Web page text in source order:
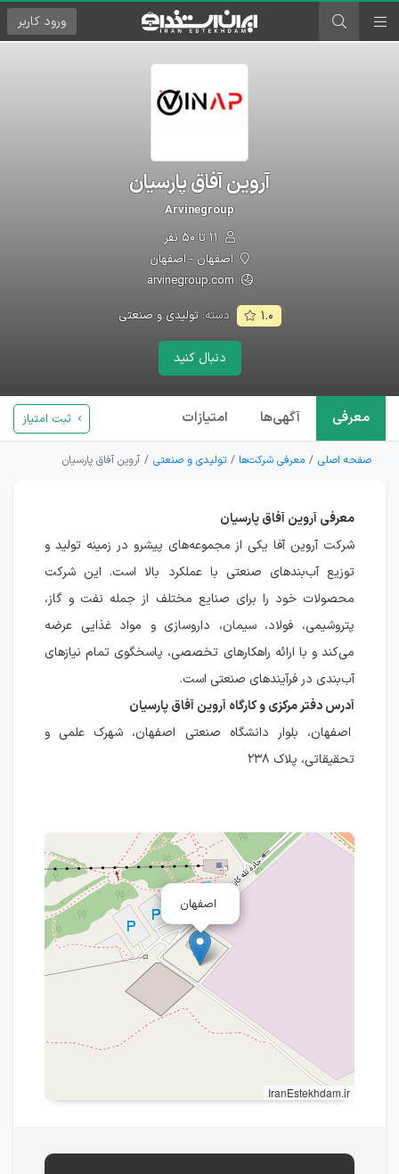
ورود کاربر
آروین آفاق پارسیان
Arvinegroup
اصفهان - اصفهان
arvinegroup.com
۱.۰ دسته:تولیدی و صنعتی
دنبال کنید
معرفی آگهی‌ها امتیازات ثبت امتیاز
صفحه اصلی معرفی شرکت‌ها تولیدی و صنعتی آروین آفاق پارسیان
معرفی آروین آفاق پارسیان
شرکت آروین آفا یکی از مجموعه‌های پیشرو در زمینه تولید و
توزیع آب‌بندهای صنعتی با عملکرد بالا است. این شرکت
محصولات خود را برای صنایع مختلف از جمله نفت و گاز،
پتروشیمی، فولاد، سیمان، داروسازی و مواد غذایی عرضه
می‌کند و با ارائه راهکارهای تخصصی، پاسخگوی تمام نیازهای
آب‌بندی در فرآیندهای صنعتی است.
آدرس دفتر مرکزی و کارگاه آروین آفاق پارسیان
اصفهان، بلوار دانشگاه صنعتی اصفهان، شهرک علمی و
تحقیقاتی، پلاک ۲۳۸
اصفهان
IranEstekhdam.ir